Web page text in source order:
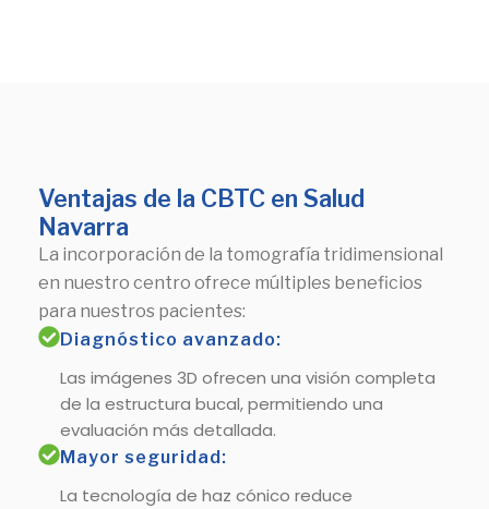
Ventajas de la CBTC en Salud
Navarra
La incorporación de la tomografía tridimensional
en nuestro centro ofrece múltiples beneficios
para nuestros pacientes:
Diagnóstico avanzado:
Las imágenes 3D ofrecen una visión completa
de la estructura bucal, permitiendo una
evaluación más detallada.
Mayor seguridad:
La tecnología de haz cónico reduce